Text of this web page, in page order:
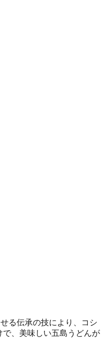
る伝承の技により、コシ
、美味しい五島うどんが